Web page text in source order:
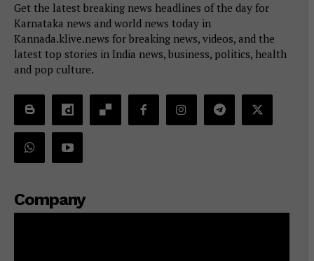
Get the latest breaking news headlines of the day for
Karnataka news and world news today in
Kannada.klive.news for breaking news, videos, and the
latest top stories in India news, business, politics, health
and pop culture.
Company